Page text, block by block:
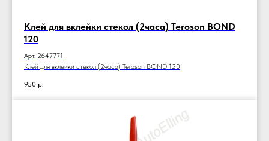
Клей для вклейки стекол (2часа) Teroson BOND
120
Арт. 2647771
Клей для вклейки стекол (2часа) Teroson BOND 120
950 р.